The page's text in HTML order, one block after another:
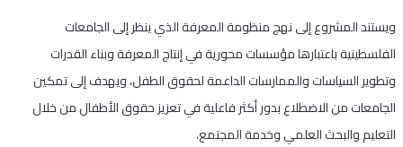
ويستند المشروع إلى نهج منظومة المعرفة الذي ينظر إلى الجامعات
الفلسطينية باعتبارها مؤسسات محورية في إنتاج المعرفة وبناء القدرات
وتطوير السياسات والممارسات الداعمة لحقوق الطفل، ويهدف إلى تمكين
الجامعات من الاضطلاع بدور أكثر فاعلية في تعزيز حقوق الأطفال من خلال
التعليم والبحث العلمي وخدمة المجتمع.